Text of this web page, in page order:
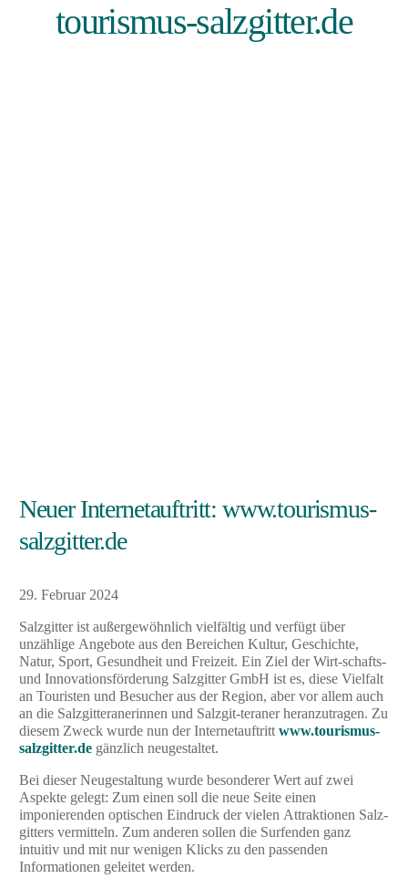
tourismus-salzgitter.de
Neuer Internetauftritt: www.tourismus-
salzgitter.de
29. Februar 2024
Salzgitter ist außergewöhnlich vielfältig und verfügt über
unzählige Angebote aus den Bereichen Kultur, Geschichte,
Natur, Sport, Gesundheit und Freizeit. Ein Ziel der Wirt-schafts-
und Innovationsförderung Salzgitter GmbH ist es, diese Vielfalt
an Touristen und Besucher aus der Region, aber vor allem auch
an die Salzgitteranerinnen und Salzgit-teraner heranzutragen. Zu
diesem Zweck wurde nun der Internetauftritt www.tourismus-
salzgitter.degänzlich neugestaltet.
Bei dieser Neugestaltung wurde besonderer Wert auf zwei
Aspekte gelegt: Zum einen soll die neue Seite einen
imponierenden optischen Eindruck der vielen Attraktionen Salz-
gitters vermitteln. Zum anderen sollen die Surfenden ganz
intuitiv und mit nur wenigen Klicks zu den passenden
Informationen geleitet werden.